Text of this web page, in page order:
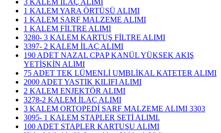
1 KALEM YARA ÖRTÜSÜ ALIMI
1 KALEM SARF MALZEME ALIMI
1 KALEM FİLTRE ALIMI
3280- 3 KALEM KARTUŞ FİLTRE ALIMI
3397- 2 KALEM İLAÇ ALIMI
190 ADET NAZAL CPAP KANÜL YÜKSEK AKIŞ
YETİŞKİN ALIMI
75 ADET TEK LÜMENLİ UMBLİKAL KATETER ALIMI
2000 ADET YASTIK KILIFI ALIMI
2 KALEM ENJEKTÖR ALIMI
3278-2 KALEM İLAÇ ALIMI
3 KALEM ORTOPEDİ SARF MALZEME ALIMI 3303
3095- 1 KALEM STAPLER SETİ ALIMI.
100 ADET STAPLER KARTUŞU ALIMI